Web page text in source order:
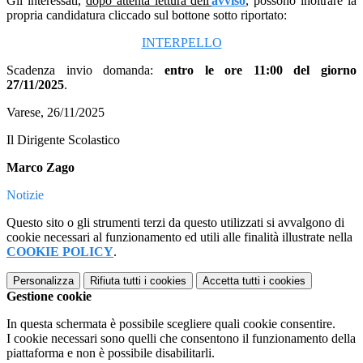
propria candidatura cliccado sul bottone sotto riportato:
INTERPELLO
Scadenza invio domanda: entro le ore 11:00 del giorno
27/11/2025.
Varese, 26/11/2025
Il Dirigente Scolastico
Marco Zago
Notizie
Questo sito o gli strumenti terzi da questo utilizzati si avvalgono di
cookie necessari al funzionamento ed utili alle finalità illustrate nella
COOKIE POLICY.
Personalizza Rifiuta tutti i cookies Accetta tutti i cookies
Gestione cookie
In questa schermata è possibile scegliere quali cookie consentire.
I cookie necessari sono quelli che consentono il funzionamento della
piattaforma e non è possibile disabilitarli.